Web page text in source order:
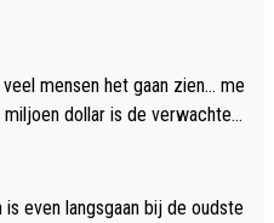
mensen het gaan zien... me
dollar is de verwachte
even langsgaan bij de oudste